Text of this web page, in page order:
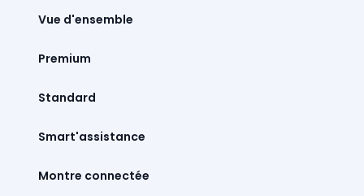
Vue d'ensemble
Premium
Standard
Smart'assistance
Montre connectée